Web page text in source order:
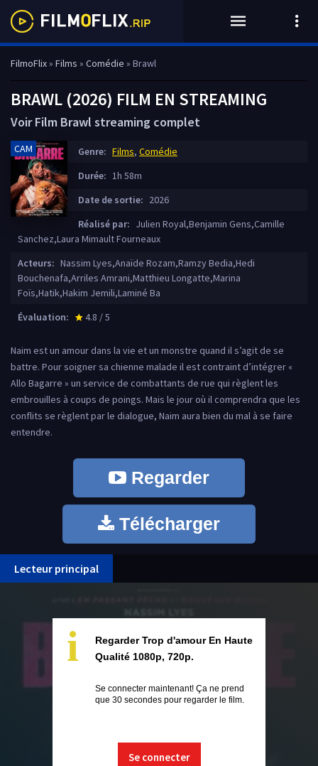
FilmoFlix» Films » Comédie » Brawl
BRAWL (2026) FILM EN STREAMING
Voir Film Brawl streaming complet
CAM Genre: Films, Comédie
Durée: 1h 58m
Date de sortie: 2026
Réalisé par: Julien Royal,Benjamin Gens,Camille
Sanchez,Laura Mimault Fourneaux
Acteurs: Nassim Lyes,Anaïde Rozam,Ramzy Bedia,Hedi
Bouchenafa,Arriles Amrani,Matthieu Longatte,Marina
Foïs,Hatik,Hakim Jemili,Laminé Ba
Évaluation:
star_rate
4.8 / 5
Naim est un amour dans la vie et un monstre quand il s’agit de se
battre. Pour soigner sa chienne malade il est contraint d’intégrer «
Allo Bagarre » un service de combattants de rue qui règlent les
embrouilles à coups de poings. Mais le jour où il comprendra que les
conflits se règlent par le dialogue, Naim aura bien du mal à se faire
entendre.
Regarder
Télécharger
Lecteur principal
i
Regarder Trop d'amour En Haute
Qualité 1080p, 720p.
Se connecter maintenant! Ça ne prend
que 30 secondes pour regarder le film.
Se connecter